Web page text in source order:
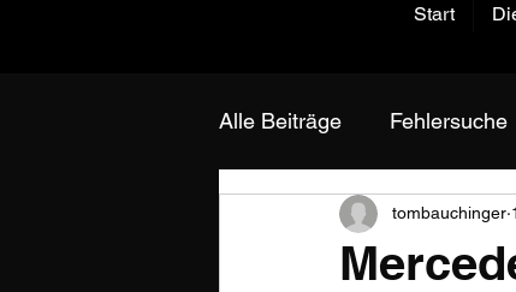
Start
Alle Beiträge Fehlersuche
tombauchinger